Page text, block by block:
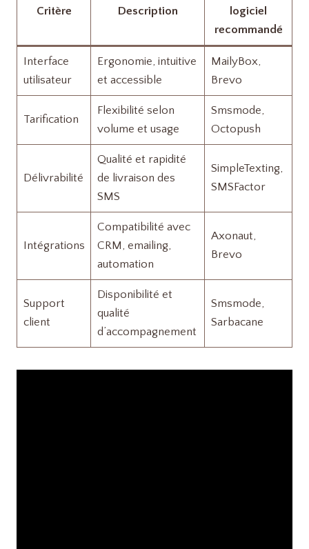
Critère Description
logiciel
recommandé
Interface
utilisateur
Ergonomie, intuitive
et accessible
MailyBox,
Brevo
Tarification
Flexibilité selon
volume et usage
Smsmode,
Octopush
Délivrabilité
Qualité et rapidité
de livraison des
SMS
SimpleTexting,
SMSFactor
Intégrations
Compatibilité avec
CRM, emailing,
automation
Axonaut,
Brevo
Support
client
Disponibilité et
qualité
d’accompagnement
Smsmode,
Sarbacane